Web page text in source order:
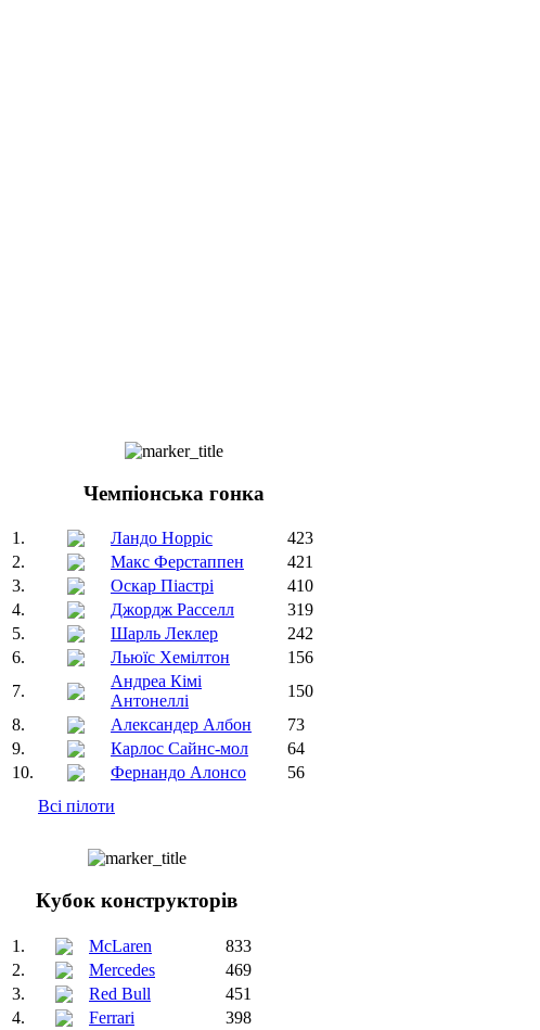
Чемпіонська гонка
1. Ландо Норріс
423
2.
Макс Ферстаппен
421
3.
Оскар Піастрі
410
4.
Джордж Расселл
319
5.
Шарль Леклер
242
6.
Льюїс Хемілтон
156
7.
Андреа Кімі
Антонеллі
150
8.
Александер Албон
73
9.
Карлос Сайнс-мол
64
10.
Фернандо Алонсо
56
Всі пілоти
Кубок конструкторів
1. McLaren
833
2.
Mercedes
469
3.
Red Bull
451
4.
Ferrari
398